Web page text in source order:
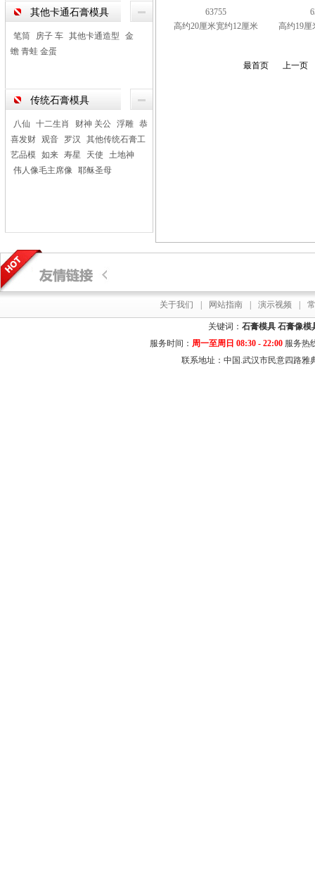
其他卡通石膏模具
笔筒 房子 车 其他卡通造型
金
蟾 青蛙 金蛋
传统石膏模具
八仙 十二生肖 财神 关公 浮雕 恭
喜发财 观音 罗汉
其他传统石膏工
艺品模 如来 寿星 天使
土地神
伟人像毛主席像 耶稣圣母
63755
高约20厘米宽约12厘米
高约19厘
最首页 上一页
关于我们 网站指南 演示视频
关键词： 石膏模具 石膏像模
服务时间： 周一至周日 08:30 - 22:00服务热
联系地址：中国.武汉市民意四路雅